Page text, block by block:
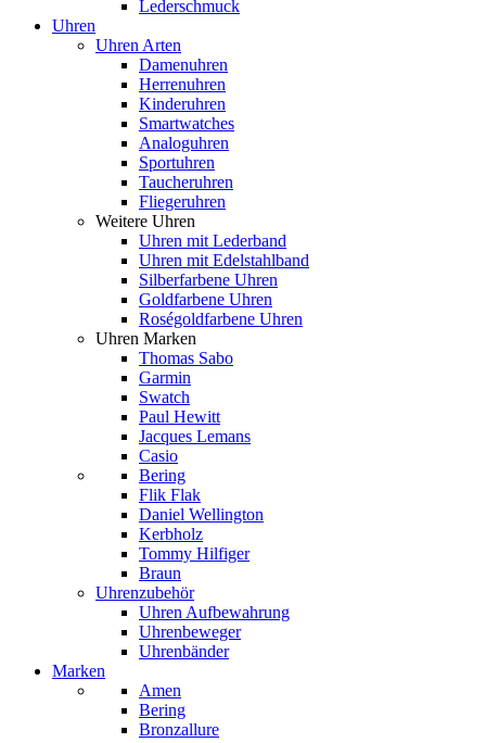
Lederschmuck
Uhren
Uhren Arten
Damenuhren
Herrenuhren
Kinderuhren
Smartwatches
Analoguhren
Sportuhren
Taucheruhren
Fliegeruhren
Weitere Uhren
Uhren mit Lederband
Uhren mit Edelstahlband
Silberfarbene Uhren
Goldfarbene Uhren
Roségoldfarbene Uhren
Uhren Marken
Thomas Sabo
Garmin
Swatch
Paul Hewitt
Jacques Lemans
Casio
Bering
Flik Flak
Daniel Wellington
Kerbholz
Tommy Hilfiger
Braun
Uhrenzubehör
Uhren Aufbewahrung
Uhrenbeweger
Uhrenbänder
Marken
Amen
Bering
Bronzallure